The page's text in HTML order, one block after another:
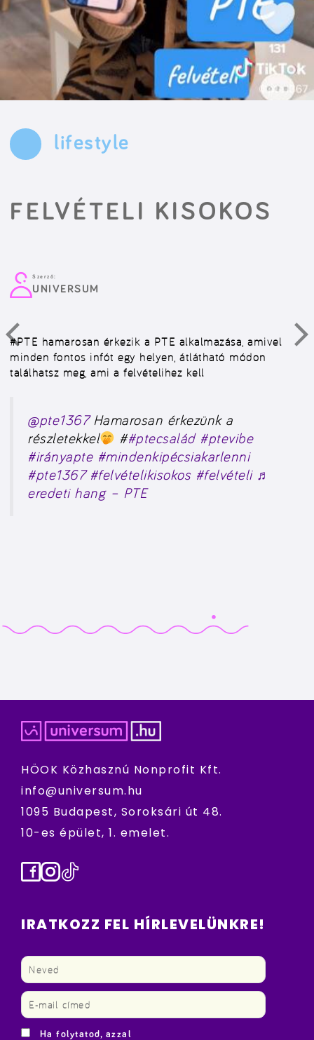
lifestyle
FELVÉTELI KISOKOS
Szerző:
UNIVERSUM
#PTE hamarosan érkezik a PTE alkalmazása, amivel
minden fontos infót egy helyen, átlátható módon
találhatsz meg, ami a felvételihez kell
@pte1367Hamarosan érkezünk a
részletekkel
##ptecsalád #ptevibe
#irányapte #mindenkipécsiakarlenni
#pte1367 #felvételikisokos #felvételi ♬
eredeti hang – PTE
HÖOK Közhasznú Nonprofit Kft.
info@universum.hu
1095 Budapest, Soroksári út 48.
10-es épület, 1. emelet.
Facebook
Instagram
TikTok
IRATKOZZ FEL HÍRLEVELÜNKRE!
Ha folytatod, azzal